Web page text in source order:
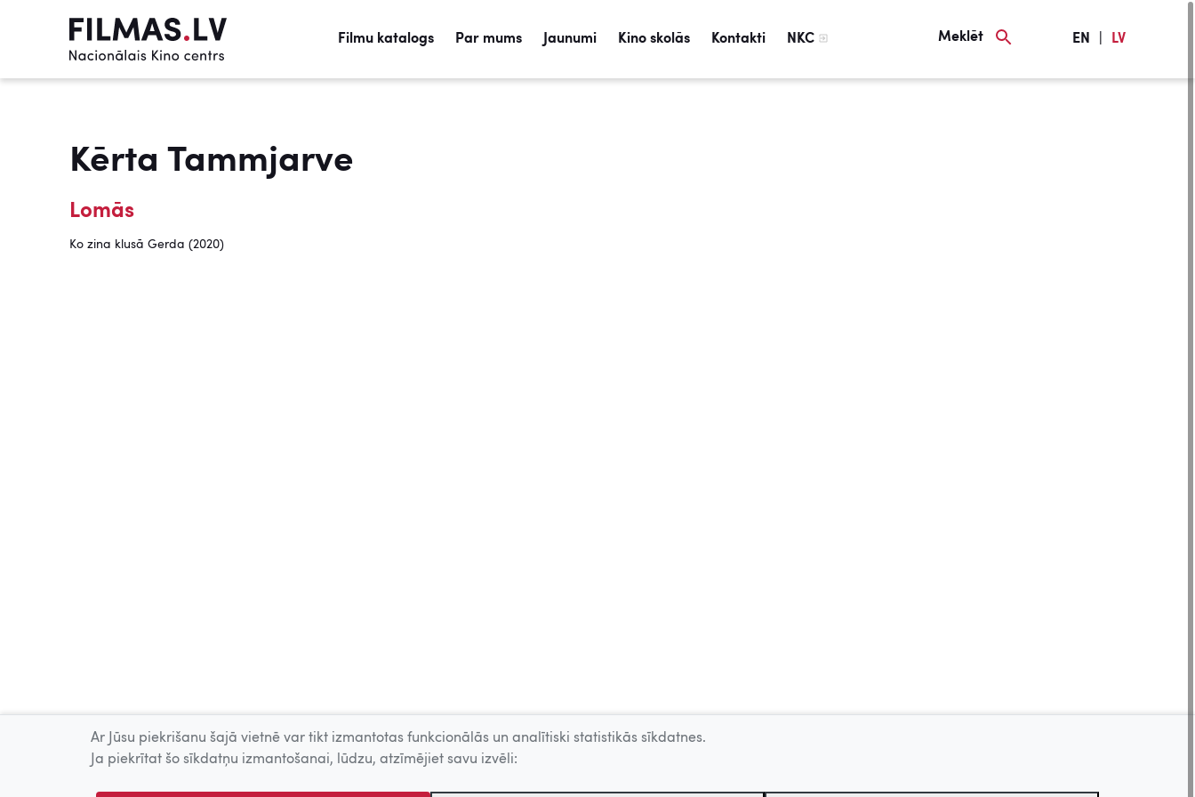
Filmu katalogs Par mums Jaunumi Kino skolās Kontakti NKC Meklēt EN LV
Kērta Tammjarve
Lomās
Ko zina klusā Gerda (2020)
Ar Jūsu piekrišanu šajā vietnē var tikt izmantotas funkcionālās un analītiski statistikās sīkdatnes.
Ja piekrītat šo sīkdatņu izmantošanai, lūdzu, atzīmējiet savu izvēli: